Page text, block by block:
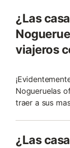
¿Las
viajeros
Nogueruelas
traer a sus
¿Las